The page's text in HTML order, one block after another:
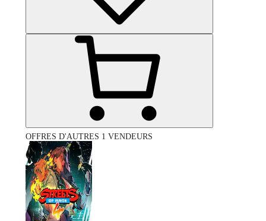
OFFRES D'AUTRES 1 VENDEURS